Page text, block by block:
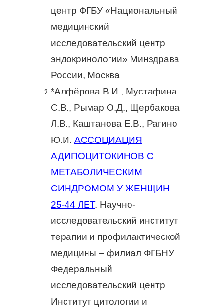
центр ФГБУ «Национальный
медицинский
исследовательский центр
эндокринологии» Минздрава
России, Москва
*Алфёрова В.И., Мустафина
С.В., Рымар О.Д., Щербакова
Л.В., Каштанова Е.В., Рагино
Ю.И. АССОЦИАЦИЯ
АДИПОЦИТОКИНОВ С
МЕТАБОЛИЧЕСКИМ
СИНДРОМОМ У ЖЕНЩИН
25-44 ЛЕТ. Научно-
исследовательский институт
терапии и профилактической
медицины – филиал ФГБНУ
Федеральный
исследовательский центр
Институт цитологии и